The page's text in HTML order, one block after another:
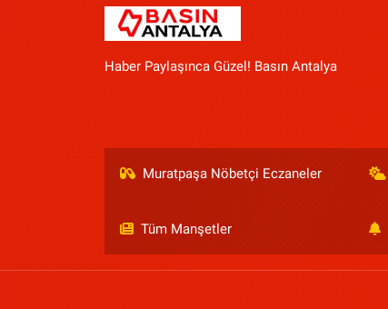
Haber Paylaşınca Güzel! Basın Antalya
Muratpaşa Nöbetçi Eczaneler
Tüm Manşetler